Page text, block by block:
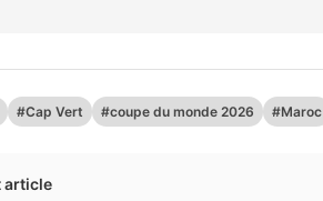
#Cap Vert #coupe du monde 2026 #Maroc
article